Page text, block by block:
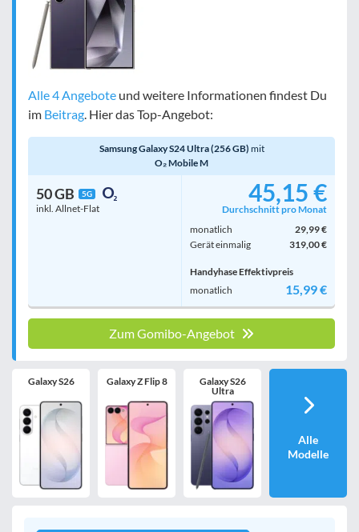
Alle 4 Angebote und weitere Informationen findest Du
im Beitrag. Hier das Top-Angebot:
Samsung Galaxy S24 Ultra (256 GB) mit
O₂ Mobile M
50 GB 5G
inkl. Allnet-Flat
45,15 €
Durchschnitt pro Monat
monatlich
29,99 €
Gerät einmalig
319,00 €
Handyhase Effektivpreis
monatlich
15,99 €
Zum Gomibo-Angebot
Galaxy S26 Galaxy Z Flip 8
Galaxy S26
Ultra
Alle
Modelle